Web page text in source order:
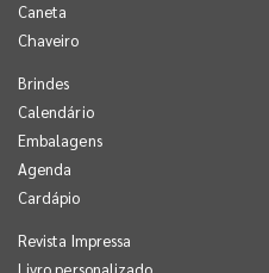
Caneta
Chaveiro
Brindes
Calendário
Embalagens
Agenda
Cardápio
Revista Impressa